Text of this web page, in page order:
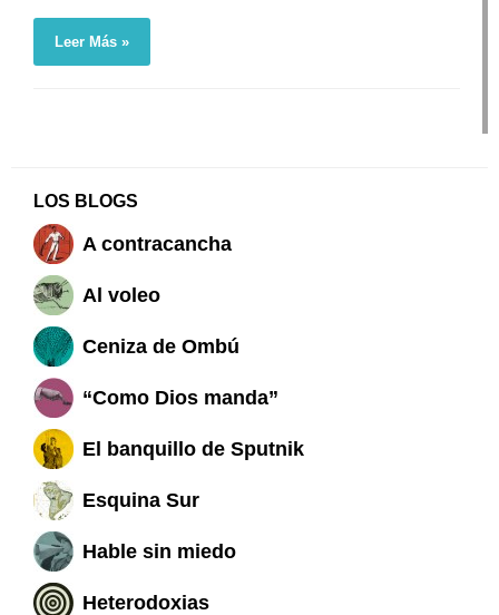
Leer Más »
LOS BLOGS
A contracancha
Al voleo
Ceniza de Ombú
“Como Dios manda”
El banquillo de Sputnik
Esquina Sur
Hable sin miedo
Heterodoxias